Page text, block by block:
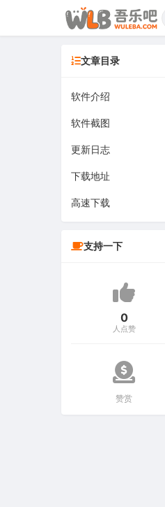
文章目录
软件介绍
软件截图
更新日志
下载地址
高速下载
支持一下
0
人点赞
赞赏